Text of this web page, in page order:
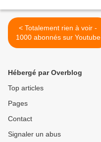
< Totalement rien à voir -
1000 abonnés sur Youtube
Hébergé par Overblog
Top articles
Pages
Contact
Signaler un abus